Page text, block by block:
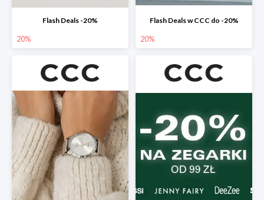
Flash Deals -20%
20%
Flash Deals w CCC do -20%
20%